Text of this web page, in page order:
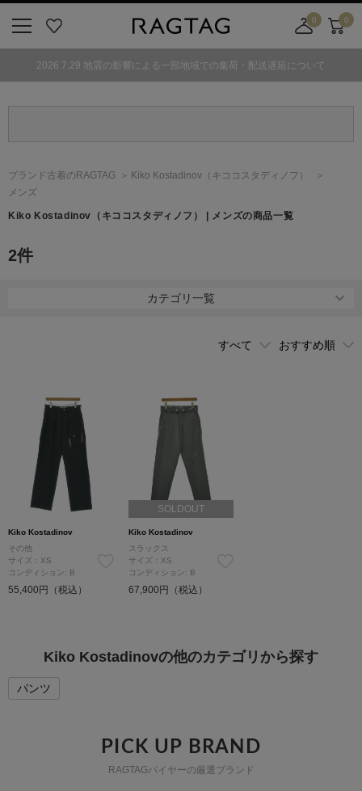
気
0
舗
カ
ト
0
2026.7.29 地震の影響による一部地域での集荷・配送遅延について
ブランド古着のRAGTAG Kiko Kostadinov （キココスタディノフ）
メンズ
Kiko Kostadinov （キココスタディノフ） | メンズの商品一覧
2件
カテゴリ一覧
Kiko Kostadinov
その他
サイズ：XS
コンディション: B
55,400円（税込）
SOLDOUT
Kiko Kostadinov
スラックス
サイズ：XS
コンディション: B
67,900円（税込）
Kiko Kostadinovの他のカテゴリから探す
パンツ
PICK UP BRAND
RAGTAGバイヤーの厳選ブランド